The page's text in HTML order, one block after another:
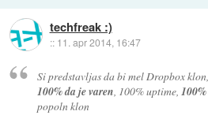
techfreak :)
:: 11. apr 2014, 16:47
Si predstavljas da bi mel Dropbox
100% da je varen, 100% uptime,
popoln klon